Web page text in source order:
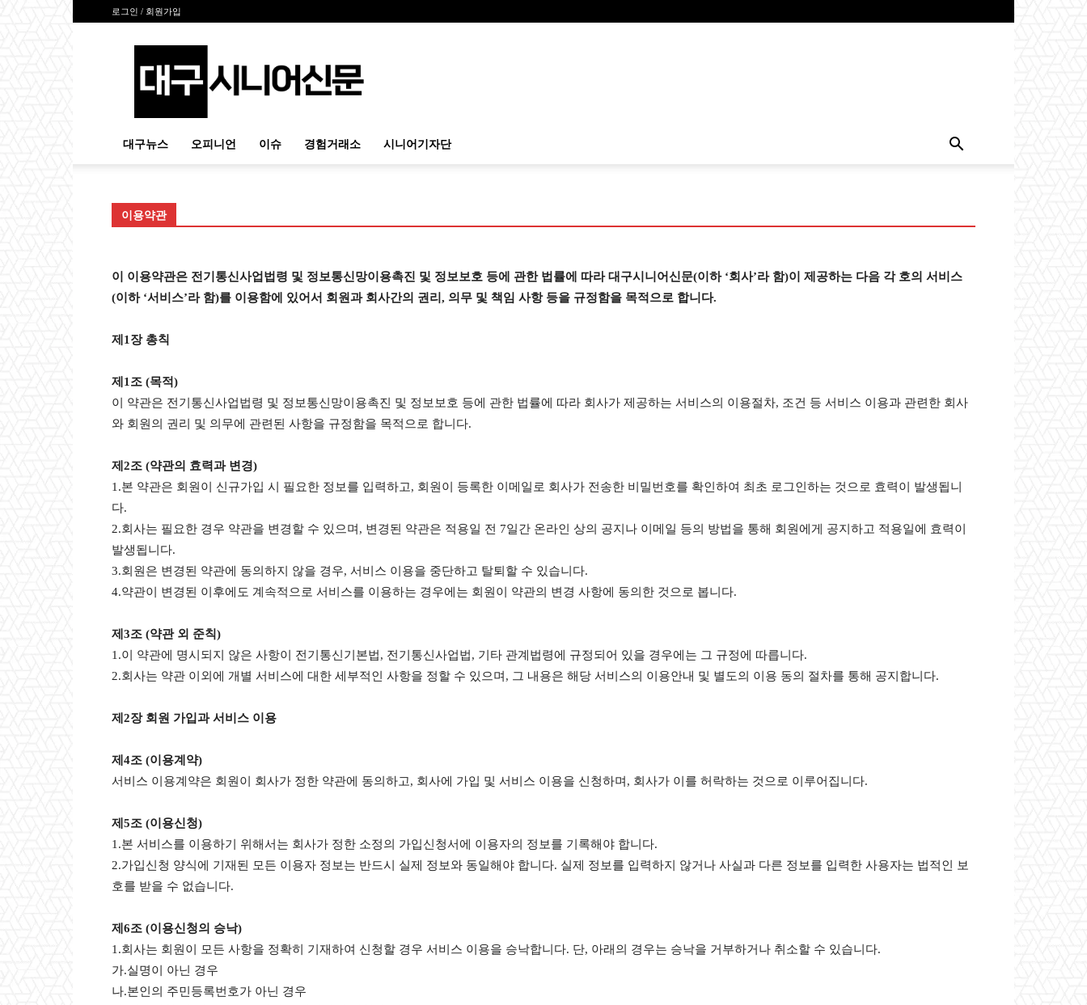
로그인 / 회원가입
시
대구뉴스 오피니언 이슈 경험거래소 시니어기자단
이용약관
이 이용약관은 전기통신사업법령 및 정보통신망이용촉진 및 정보보호 등에 관한 법률에 따라 대구시니어신문(이하 ‘회사’라 함)이 제공하는 다음 각 호의 서비스
(이하 ‘서비스’라 함)를 이용함에 있어서 회원과 회사간의 권리, 의무 및 책임 사항 등을 규정함을 목적으로 합니다.
제1장 총칙
제1조 (목적)
이 약관은 전기통신사업법령 및 정보통신망이용촉진 및 정보보호 등에 관한 법률에 따라 회사가 제공하는 서비스의 이용절차, 조건 등 서비스 이용과 관련한 회사
와 회원의 권리 및 의무에 관련된 사항을 규정함을 목적으로 합니다.
제2조 (약관의 효력과 변경)
1.본 약관은 회원이 신규가입 시 필요한 정보를 입력하고, 회원이 등록한 이메일로 회사가 전송한 비밀번호를 확인하여 최초 로그인하는 것으로 효력이 발생됩니
다.
2.회사는 필요한 경우 약관을 변경할 수 있으며, 변경된 약관은 적용일 전 7일간 온라인 상의 공지나 이메일 등의 방법을 통해 회원에게 공지하고 적용일에 효력이
발생됩니다.
3.회원은 변경된 약관에 동의하지 않을 경우, 서비스 이용을 중단하고 탈퇴할 수 있습니다.
4.약관이 변경된 이후에도 계속적으로 서비스를 이용하는 경우에는 회원이 약관의 변경 사항에 동의한 것으로 봅니다.
제3조 (약관 외 준칙)
1.이 약관에 명시되지 않은 사항이 전기통신기본법, 전기통신사업법, 기타 관계법령에 규정되어 있을 경우에는 그 규정에 따릅니다.
2.회사는 약관 이외에 개별 서비스에 대한 세부적인 사항을 정할 수 있으며, 그 내용은 해당 서비스의 이용안내 및 별도의 이용 동의 절차를 통해 공지합니다.
제2장 회원 가입과 서비스 이용
제4조 (이용계약)
서비스 이용계약은 회원이 회사가 정한 약관에 동의하고, 회사에 가입 및 서비스 이용을 신청하며, 회사가 이를 허락하는 것으로 이루어집니다.
제5조 (이용신청)
1.본 서비스를 이용하기 위해서는 회사가 정한 소정의 가입신청서에 이용자의 정보를 기록해야 합니다.
2.가입신청 양식에 기재된 모든 이용자 정보는 반드시 실제 정보와 동일해야 합니다. 실제 정보를 입력하지 않거나 사실과 다른 정보를 입력한 사용자는 법적인 보
호를 받을 수 없습니다.
제6조 (이용신청의 승낙)
1.회사는 회원이 모든 사항을 정확히 기재하여 신청할 경우 서비스 이용을 승낙합니다. 단, 아래의 경우는 승낙을 거부하거나 취소할 수 있습니다.
가.실명이 아닌 경우
나.본인의 주민등록번호가 아닌 경우